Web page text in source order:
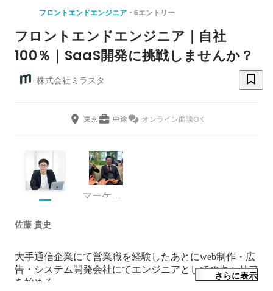
フロントエンドエンジニア 6エントリー
フロントエンドエンジニア｜自社
100％｜SaaS開発に挑戦しませんか？
株式会社ミラスタ
東京 中途 オンライン面談OK
マーケティング部
佐藤 貴史
大手通信企業にて営業職を経験したあとにweb制作・広
告・システム開発会社にてエンジニアとしてのキャリア
を始める。
さらに表示